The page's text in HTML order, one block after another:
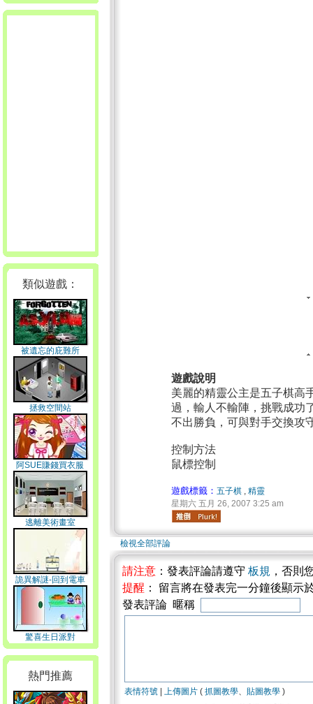
類似遊戲：
被遺忘的庇難所
拯救空間站
阿SUE賺錢買衣服
逃離美術畫室
詭異解謎-回到電車
驚喜生日派對
熱門推薦
遊戲說明
美麗的精靈公主是五子棋高
過，輸人不輸陣，挑戰成功
不出勝負，可與對手交換攻
控制方法
鼠標控制
遊戲標籤：五子棋 ,精靈
星期六 五月 26, 2007 3:25 am
檢視全部評論
請注意 ：發表評論請遵守 板規 ，否則
提醒 ： 留言將在發表完一分鐘後顯示
發表評論 暱稱
表情符號 上傳圖片 ( 抓圖教學、 貼圖教學 )